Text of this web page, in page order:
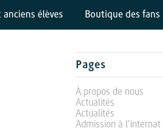
anciens élèves Boutique des fans
Pages
À propos de nous
Actualités
Actualités
Admission à l’internat